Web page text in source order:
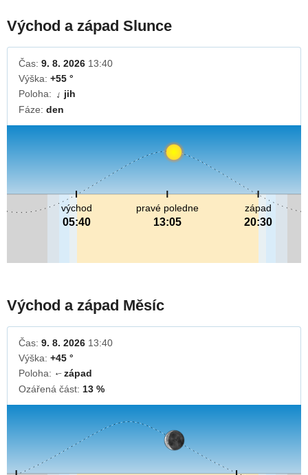
Východ a západ Slunce
Čas: 9. 8. 2026 13:40
Výška: +55 °
Poloha: ↓ jih
Fáze: den
pravé poledne
13:05
východ
05:40
západ
20:30
Východ a západ Měsíc
Čas: 9. 8. 2026 13:40
Výška: +45 °
Poloha:
↓západ
Ozářená část: 13 %